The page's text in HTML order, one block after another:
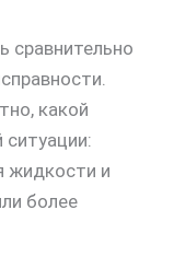
сравнительно
какой
жидкости и
более